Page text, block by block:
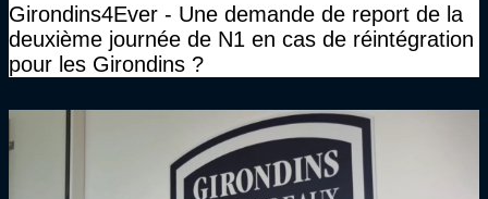
Girondins4Ever - Une demande de report de la
deuxième journée de N1 en cas de réintégration
pour les Girondins ?